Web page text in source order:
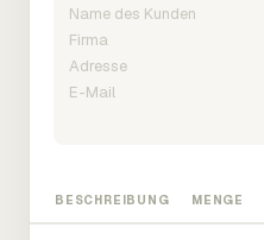
BESCHREIBUNG MENGE